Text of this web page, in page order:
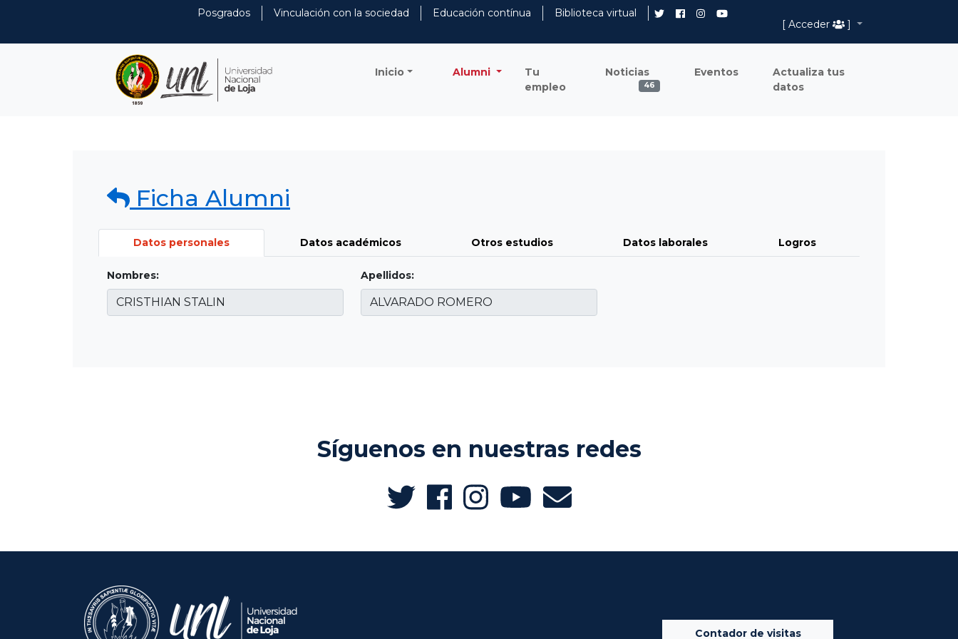
Posgrados Vinculación con la sociedad Educación contínua
Biblioteca virtual
[ Acceder
]
Inicio Alumni
Tu
empleo
Noticias
46
Eventos
Actualiza tus
datos
Ficha Alumni
Datos personales Datos académicos Otros estudios Datos laborales Logros
Nombres: Apellidos:
Síguenos en nuestras redes
Contador de visitas